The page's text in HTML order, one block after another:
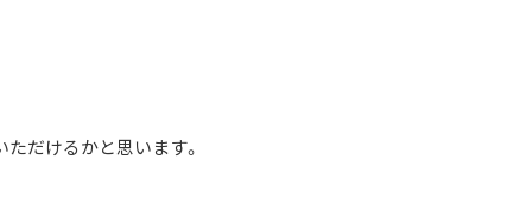
だけるかと思います。